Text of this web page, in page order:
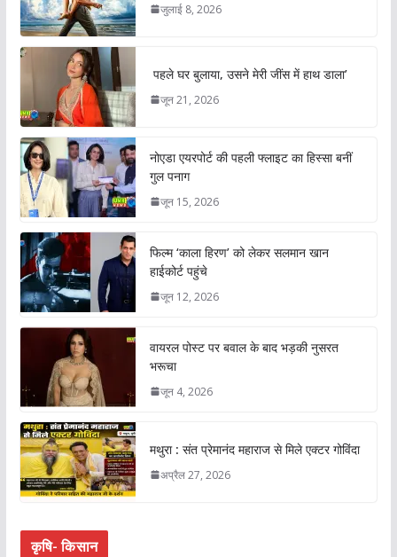
जुलाई 8, 2026
पहले घर बुलाया, उसने मेरी जींस में हाथ डाला’
जून 21, 2026
नोएडा एयरपोर्ट की पहली फ्लाइट का हिस्सा बनीं
गुल पनाग
जून 15, 2026
फिल्म ‘काला हिरण’ को लेकर सलमान खान
हाईकोर्ट पहुंचे
जून 12, 2026
वायरल पोस्ट पर बवाल के बाद भड़की नुसरत
भरूचा
जून 4, 2026
मथुरा : संत प्रेमानंद महाराज से मिले एक्टर गोविंदा
अप्रैल 27, 2026
कृषि- किसान